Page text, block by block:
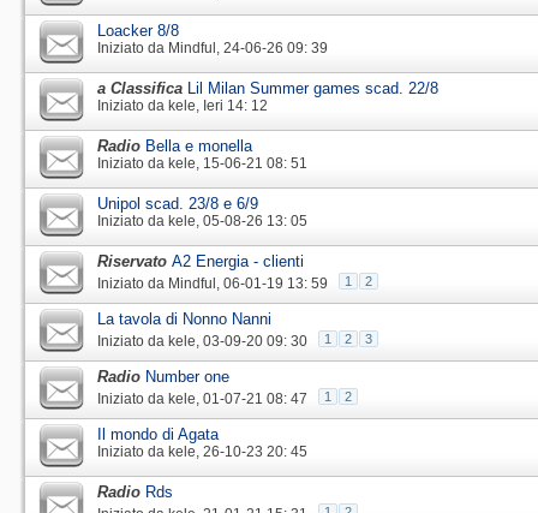
Loacker 8/8
Iniziato da Mindful‎, 24-06-26 09: 39
a Classifica Lil Milan Summer games scad. 22/8
Iniziato da kele‎, Ieri 14: 12
Radio Bella e monella
Iniziato da kele‎, 15-06-21 08: 51
Unipol scad. 23/8 e 6/9
Iniziato da kele‎, 05-08-26 13: 05
Riservato A2 Energia - clienti
Iniziato da Mindful‎, 06-01-19 13: 59 1 2
La tavola di Nonno Nanni
Iniziato da kele‎, 03-09-20 09: 30 1 2 3
Radio Number one
Iniziato da kele‎, 01-07-21 08: 47 1 2
Il mondo di Agata
Iniziato da kele‎, 26-10-23 20: 45
Radio Rds